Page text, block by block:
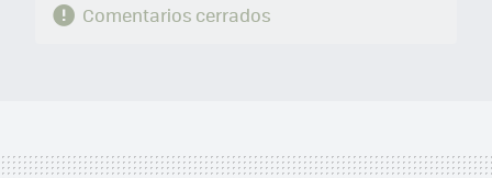
Comentarios cerrados